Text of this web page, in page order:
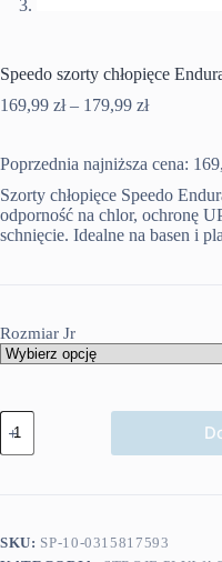
Speedo szorty chłopięce
169,99 zł – 179,99 złZakres
169,99 zł
179,99 zł
Poprzednia najniższa cena:
Szorty chłopięce Speedo
odporność na chlor, ochronę
schnięcie. Idealne na basen i
Rozmiar Jr
ilość
Speedo
szorty
SKU: SP-10-0315817593